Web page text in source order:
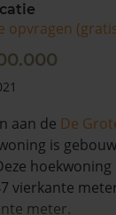
opvragen
aan de De
is
vierkante
meter.